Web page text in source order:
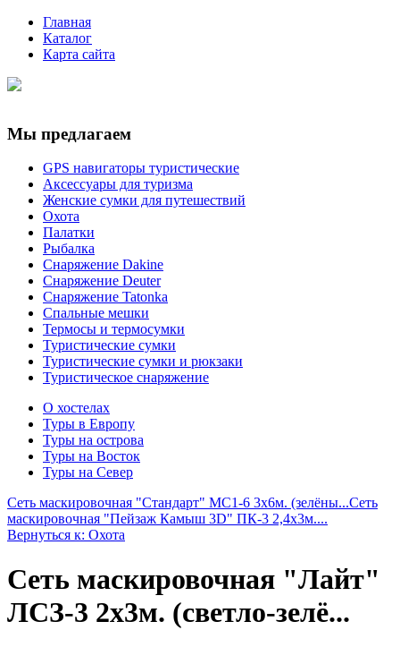
Главная
Каталог
Карта сайта
Мы предлагаем
GPS навигаторы туристические
Аксессуары для туризма
Женские сумки для путешествий
Охота
Палатки
Рыбалка
Снаряжение Dakine
Снаряжение Deuter
Снаряжение Tatonka
Спальные мешки
Термосы и термосумки
Туристические сумки
Туристические сумки и рюкзаки
Туристическое снаряжение
О хостелах
Туры в Европу
Туры на острова
Туры на Восток
Туры на Север
Сеть маскировочная "Стандарт" МС1-6 3х6м. (зелёны...Сеть
маскировочная "Пейзаж Камыш 3D" ПК-3 2,4х3м....
Вернуться к: Охота
Сеть маскировочная "Лайт"
ЛСЗ-3 2х3м. (светло-зелё...